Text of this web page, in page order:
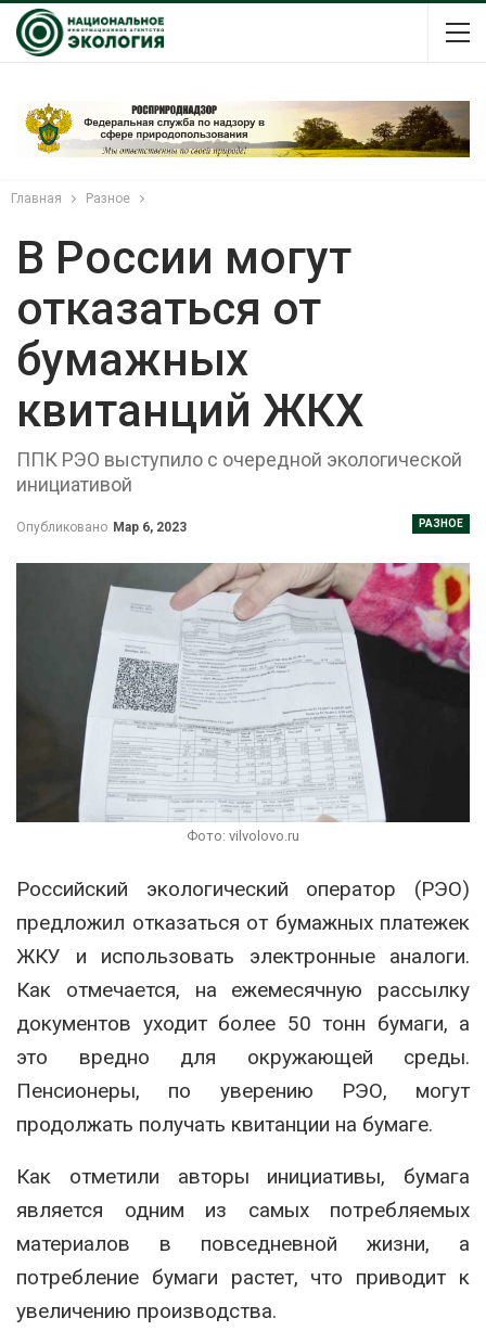
Главная Разное
В России могут
отказаться от
бумажных
квитанций ЖКХ
ППК РЭО выступило с очередной экологической
инициативой
РАЗНОЕ
Опубликовано Мар 6, 2023
Фото: vilvolovo.ru
Российский экологический оператор (РЭО)
предложил отказаться от бумажных платежек
ЖКУ и использовать электронные аналоги.
Как отмечается, на ежемесячную рассылку
документов уходит более 50 тонн бумаги, а
это вредно для окружающей среды.
Пенсионеры, по уверению РЭО, могут
продолжать получать квитанции на бумаге.
Как отметили авторы инициативы, бумага
является одним из самых потребляемых
материалов в повседневной жизни, а
потребление бумаги растет, что приводит к
увеличению производства.